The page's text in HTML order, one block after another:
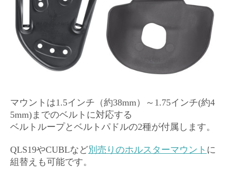
マウントは1.5インチ（約38mm）～1.75インチ(約4
5mm)までのベルトに対応する
ベルトループとベルトパドルの2種が付属します。
QLS19やCUBLなど別売りのホルスターマウント に
組替えも可能です。